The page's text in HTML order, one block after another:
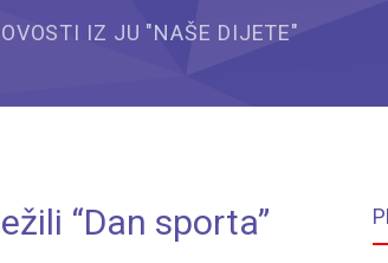
IZ JU "NAŠE DIJETE"
“Dan sporta”